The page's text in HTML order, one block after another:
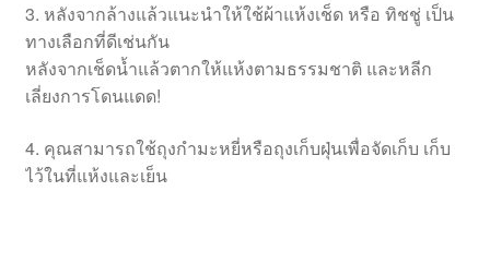
3. หลังจากล้างแล้วแนะนำให้ใช้ผ้าแห้งเช็ด หรือ ทิชชู่ เป็น
ทางเลือกที่ดีเช่นกัน
หลังจากเช็ดน้ำแล้วตากให้แห้งตามธรรมชาติ และหลีก
เลี่ยงการโดนแดด!
4. คุณสามารถใช้ถุงกำมะหยี่หรือถุงเก็บฝุ่นเพื่อจัดเก็บ เก็บ
ไว้ในที่แห้งและเย็น